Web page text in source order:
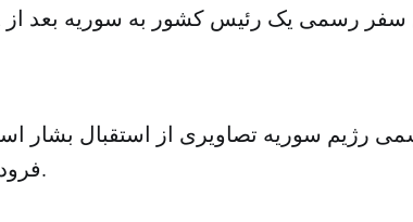
رژیم سوریه تصاویری از استقبال بشار
فرودگاه دمشق را منتشر کردند.